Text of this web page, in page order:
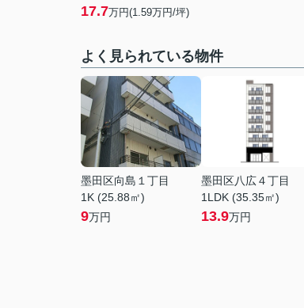
17.7万円(1.59万円/坪)
よく見られている物件
墨田区向島１丁目
1K (25.88㎡)
9万円
墨田区八広４丁目
1LDK (35.35㎡)
13.9万円